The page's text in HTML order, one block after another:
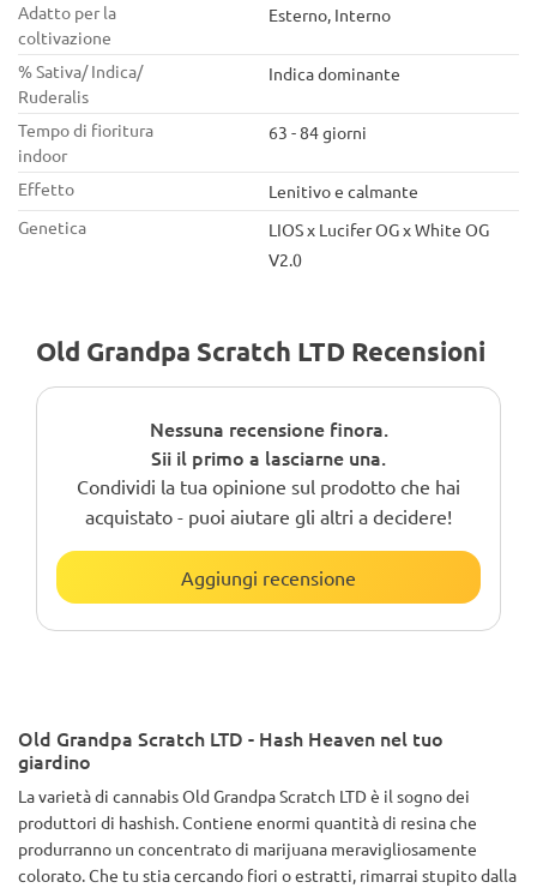
Adatto per la
coltivazione
Esterno, Interno
% Sativa/ Indica/
Ruderalis
Indica dominante
Tempo di fioritura
indoor
63 - 84 giorni
Effetto
Lenitivo e calmante
Genetica
LIOS x Lucifer OG x White OG
V2.0
Old Grandpa Scratch LTD Recensioni
Nessuna recensione finora.
Sii il primo a lasciarne una.
Condividi la tua opinione sul prodotto che hai
acquistato - puoi aiutare gli altri a decidere!
Aggiungi recensione
Old Grandpa Scratch LTD - Hash Heaven nel tuo
giardino
La varietà di cannabis Old Grandpa Scratch LTD è il sogno dei
produttori di hashish. Contiene enormi quantità di resina che
produrranno un concentrato di marijuana meravigliosamente
colorato. Che tu stia cercando fiori o estratti, rimarrai stupito dalla